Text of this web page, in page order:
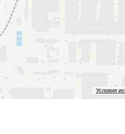
Условия